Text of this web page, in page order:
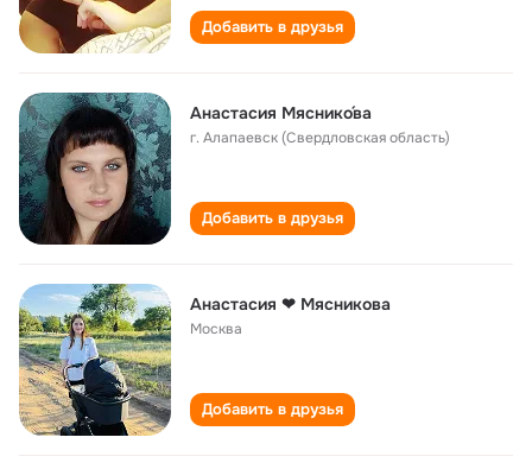
Добавить в друзья
Анастасия Мяснико́ва
г. Алапаевск (Свердловская область)
Добавить в друзья
Анастасия ❤ Мясникова
Москва
Добавить в друзья